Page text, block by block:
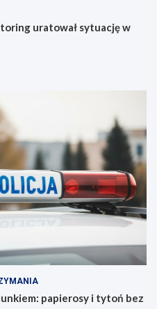
uratował sytuację w
papierosy i tytoń bez